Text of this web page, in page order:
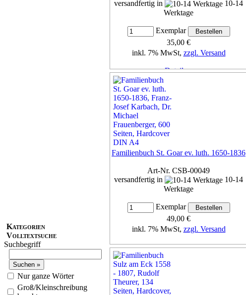
Kategorien
Volltextsuche
Suchbegriff
Nur ganze Wörter
Groß/Kleinschreibung
versandfertig in
10-14
Werktage
Exemplar
35,00 €
inkl. 7% MwSt, zzgl. Versand
Details...
Familienbuch St. Goar ev. luth. 1650-1836
Art-Nr. CSB-00049
versandfertig in
10-14
Werktage
Exemplar
49,00 €
inkl. 7% MwSt, zzgl. Versand
Details...